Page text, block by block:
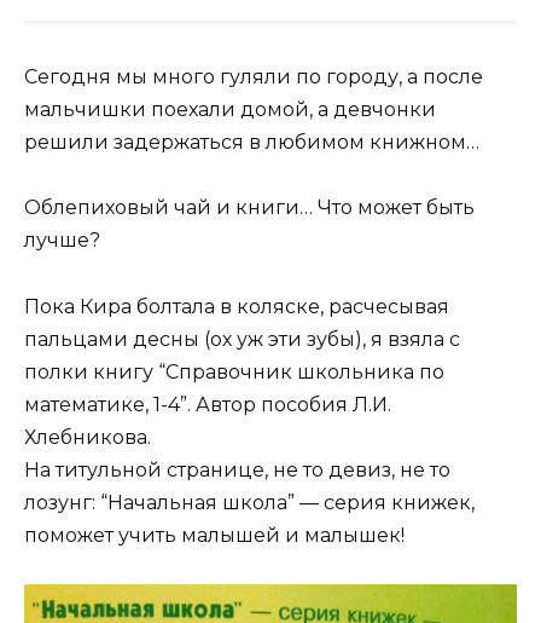
Сегодня мы много гуляли по городу, а после
мальчишки поехали домой, а девчонки
решили задержаться в любимом книжном…
Облепиховый чай и книги… Что может быть
лучше?
Пока Кира болтала в коляске, расчесывая
пальцами десны (ох уж эти зубы), я взяла с
полки книгу “Справочник школьника по
математике, 1-4”. Автор пособия Л.И.
Хлебникова.
На титульной странице, не то девиз, не то
лозунг: “Начальная школа” — серия книжек,
поможет учить малышей и малышек!